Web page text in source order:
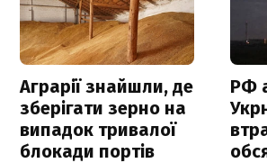
Аграрії знайшли, де
зберігати зерно на
випадок тривалої
блокади портів
РФ